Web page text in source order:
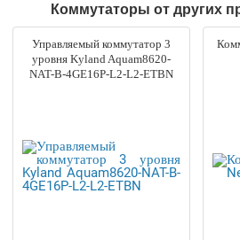
Коммутаторы от других
Управляемый коммутатор 3
уровня Kyland Aquam8620-
NAT-B-4GE16P-L2-L2-ETBN